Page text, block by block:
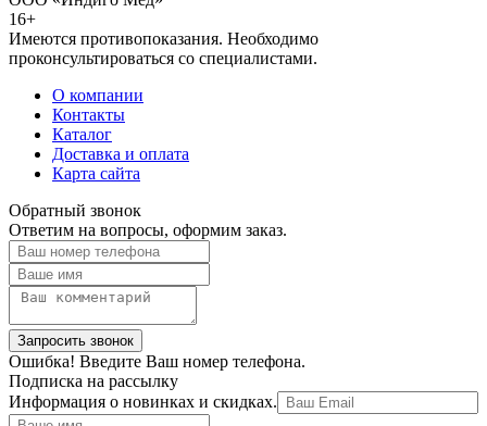
16+
Имеются противопоказания. Необходимо
проконсультироваться со специалистами.
О компании
Контакты
Каталог
Доставка и оплата
Карта сайта
Обратный звонок
Ответим на вопросы, оформим заказ.
Ошибка! Введите Ваш номер телефона.
Подписка на рассылку
Информация о новинках и скидках.